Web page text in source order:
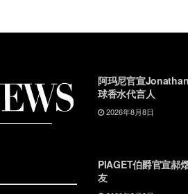
阿玛尼官宣
球香水代言人
2026年8月8日
PIAGET伯爵官宣郝
友